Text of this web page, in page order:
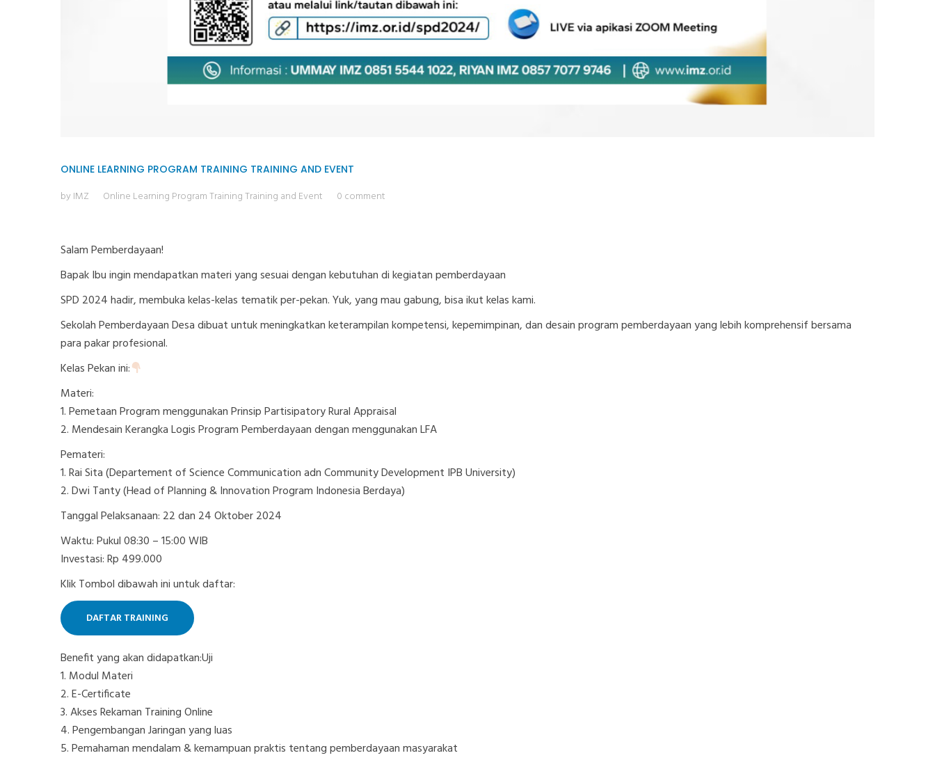
ONLINE LEARNING PROGRAM TRAINING TRAINING AND EVENT
by IMZ Online Learning ProgramTrainingTraining and Event 0 comment
Salam Pemberdayaan!
Bapak Ibu ingin mendapatkan materi yang sesuai dengan kebutuhan di kegiatan pemberdayaan
SPD 2024 hadir, membuka kelas-kelas tematik per-pekan. Yuk, yang mau gabung, bisa ikut kelas kami.
Sekolah Pemberdayaan Desa dibuat untuk meningkatkan keterampilan kompetensi, kepemimpinan, dan desain program pemberdayaan yang lebih komprehensif bersama
para pakar profesional.
Kelas Pekan ini:
Materi:
1. Pemetaan Program menggunakan Prinsip Partisipatory Rural Appraisal
2. Mendesain Kerangka Logis Program Pemberdayaan dengan menggunakan LFA
Pemateri:
1. Rai Sita (Departement of Science Communication adn Community Development IPB University)
2. Dwi Tanty (Head of Planning & Innovation Program Indonesia Berdaya)
Tanggal Pelaksanaan: 22 dan 24 Oktober 2024
Waktu: Pukul 08:30 – 15:00 WIB
Investasi: Rp 499.000
Klik Tombol dibawah ini untuk daftar:
DAFTAR TRAINING
Benefit yang akan didapatkan:Uji
1. Modul Materi
2. E-Certificate
3. Akses Rekaman Training Online
4. Pengembangan Jaringan yang luas
5. Pemahaman mendalam & kemampuan praktis tentang pemberdayaan masyarakat